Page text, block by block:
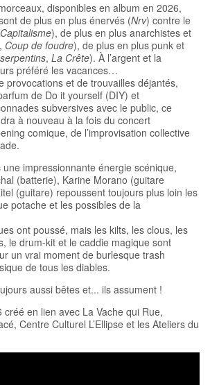
disponibles en album en 2026,
de plus en plus énervés (Nrv) contre le
Capitalisme), de plus en plus anarchistes et
, Coup de foudre), de plus en plus punk et
, La Crête). À l’argent et la
préféré les vacances…
provocations et de trouvailles déjantés,
de Do it yourself (DIY) et
subversives avec le public, ce
à nouveau à la fois du concert
comique, de l’improvisation collective
impressionnante énergie scénique,
(batterie), Karine Morano (guitare
(guitare) repoussent toujours plus loin les
potache et les possibles de la
ont poussé, mais les kilts, les clous, les
le drum-kit et le caddie magique sont
un vrai moment de burlesque trash
de tous les diables.
aussi bêtes et... ils assument !
créé en lien avec La Vache qui Rue,
Centre Culturel L’Ellipse et les Ateliers du